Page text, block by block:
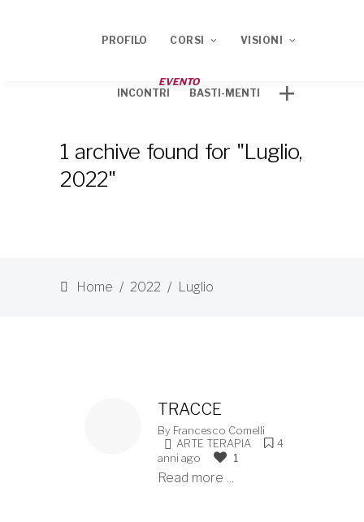
PROFILO CORSI
Corso ECM 2021
VISIONI
INCONTRI
EVENTO
BASTI-MENTI
1 archive found for "Luglio,
2022"
Home / 2022 / Luglio
TRACCE
By Francesco Comelli
ARTE TERAPIA
4
anni ago
1
Read more ...